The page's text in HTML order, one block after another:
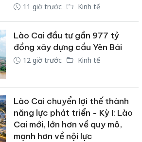
11 giờ trước Kinh tế
Lào Cai đầu tư gần 977 tỷ
đồng xây dựng cầu Yên Bái
12 giờ trước Kinh tế
Lào Cai chuyển lợi thế thành
năng lực phát triển - Kỳ I: Lào
Cai mới, lớn hơn về quy mô,
mạnh hơn về nội lực